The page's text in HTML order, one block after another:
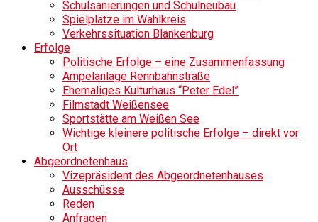
Schulsanierungen und Schulneubau
Spielplätze im Wahlkreis
Verkehrssituation Blankenburg
Erfolge
Politische Erfolge – eine Zusammenfassung
Ampelanlage Rennbahnstraße
Ehemaliges Kulturhaus “Peter Edel”
Filmstadt Weißensee
Sportstätte am Weißen See
Wichtige kleinere politische Erfolge – direkt vor
Ort
Abgeordnetenhaus
Vizepräsident des Abgeordnetenhauses
Ausschüsse
Reden
Anfragen